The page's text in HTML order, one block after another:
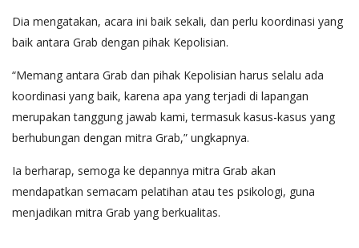
Dia mengatakan, acara ini baik sekali, dan perlu koordinasi yang
baik antara Grab dengan pihak Kepolisian.
“Memang antara Grab dan pihak Kepolisian harus selalu ada
koordinasi yang baik, karena apa yang terjadi di lapangan
merupakan tanggung jawab kami, termasuk kasus-kasus yang
berhubungan dengan mitra Grab,” ungkapnya.
Ia berharap, semoga ke depannya mitra Grab akan
mendapatkan semacam pelatihan atau tes psikologi, guna
menjadikan mitra Grab yang berkualitas.